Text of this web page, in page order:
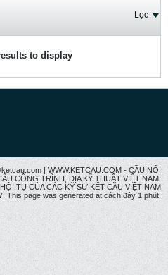
Lọc
to display
| WWW.KETCAU.COM - CẦU NỐI
CÔNG TRÌNH, ĐỊA KỸ THUẬT VIỆT NAM.
TỤ CỦA CÁC KỸ SƯ KẾT CÂU VIỆT NAM
This page was generated at cách đây 1 phút.